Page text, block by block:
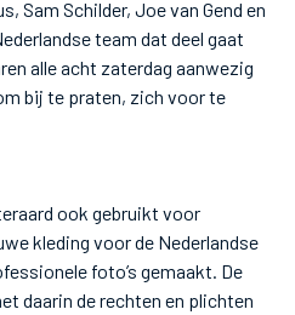
Sam Schilder, Joe van Gend en
team dat deel gaat
alle acht zaterdag aanwezig
bij te praten, zich voor te
ook gebruikt voor
kleding voor de Nederlandse
foto’s gemaakt. De
daarin de rechten en plichten